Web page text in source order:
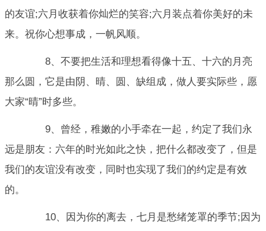
的友谊;六月收获着你灿烂的笑容;六月装点着你美好的未
来。祝你心想事成，一帆风顺。
8、不要把生活和理想看得像十五、十六的月亮
那么圆，它是由阴、晴、圆、缺组成，做人要实际些，愿
大家“晴”时多些。
9、曾经，稚嫩的小手牵在一起，约定了我们永
远是朋友：六年的时光如此之快，把什么都改变了，但是
我们的友谊没有改变，同时也实现了我们的约定是有效
的。
10、因为你的离去，七月是愁绪笼罩的季节;因为